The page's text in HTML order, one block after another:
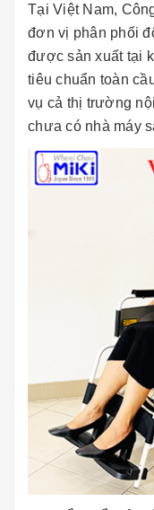
Tại Việt Nam,
đơn vị phân phối
được sản xuất tại
tiêu chuẩn toàn
vụ cả thị trường
chưa có nhà máy